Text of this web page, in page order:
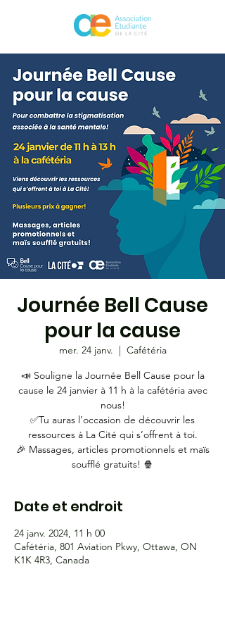
Journée Bell Cause
pour la cause
mer. 24 janv.
  |
Cafétéria
📣 Souligne la Journée Bell Cause pour la
cause le 24 janvier à 11 h à la cafétéria avec
nous!
✅Tu auras l’occasion de découvrir les
ressources à La Cité qui s’offrent à toi.
🎉 Massages, articles promotionnels et maïs
soufflé gratuits! 🍿
Date et endroit
24 janv. 2024, 11 h 00
Cafétéria, 801 Aviation Pkwy, Ottawa, ON
K1K 4R3, Canada